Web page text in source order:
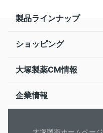
製品ラインナップ
ショッピング
大塚製薬CM情報
企業情報